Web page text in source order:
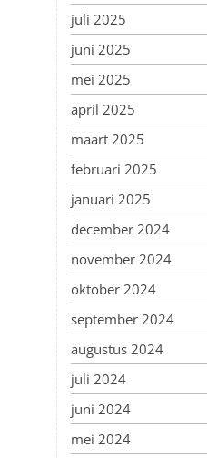
juli 2025
juni 2025
mei 2025
april 2025
maart 2025
februari 2025
januari 2025
december 2024
november 2024
oktober 2024
september 2024
augustus 2024
juli 2024
juni 2024
mei 2024